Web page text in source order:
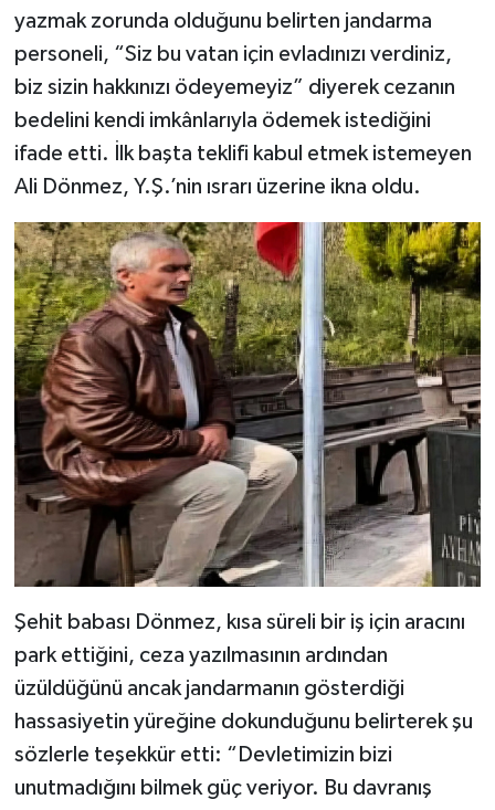
yazmak zorunda olduğunu belirten jandarma
personeli, “Siz bu vatan için evladınızı verdiniz,
biz sizin hakkınızı ödeyemeyiz” diyerek cezanın
bedelini kendi imkânlarıyla ödemek istediğini
ifade etti. İlk başta teklifi kabul etmek istemeyen
Ali Dönmez, Y.Ş.’nin ısrarı üzerine ikna oldu.
Şehit babası Dönmez, kısa süreli bir iş için aracını
park ettiğini, ceza yazılmasının ardından
üzüldüğünü ancak jandarmanın gösterdiği
hassasiyetin yüreğine dokunduğunu belirterek şu
sözlerle teşekkür etti: “Devletimizin bizi
unutmadığını bilmek güç veriyor. Bu davranış